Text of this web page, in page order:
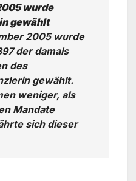
wurde
gewählt
2005 wurde
der damals
des
gewählt.
weniger, als
Mandate
sich dieser